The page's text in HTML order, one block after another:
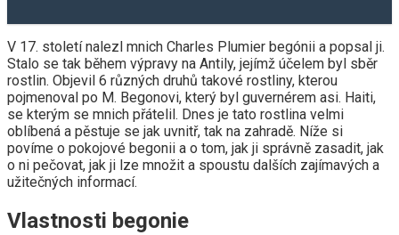
V 17. století nalezl mnich Charles Plumier begónii a popsal ji.
Stalo se tak během výpravy na Antily, jejímž účelem byl sběr
rostlin. Objevil 6 různých druhů takové rostliny, kterou
pojmenoval po M. Begonovi, který byl guvernérem asi. Haiti,
se kterým se mnich přátelil. Dnes je tato rostlina velmi
oblíbená a pěstuje se jak uvnitř, tak na zahradě. Níže si
povíme o pokojové begonii a o tom, jak ji správně zasadit, jak
o ni pečovat, jak ji lze množit a spoustu dalších zajímavých a
užitečných informací.
Vlastnosti begonie